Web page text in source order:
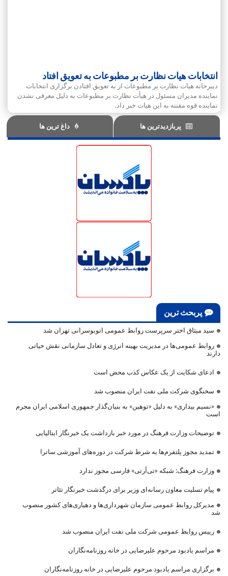
انتخابات هیات نظارت بر مطبوعات به تعویق افتاد
دبیرخانه هیات نظارت بر مطبوعات از به تعویق افتادن برگزاری انتخابات
نماینده مدیران مسئول در هیأت نظارت بر مطبوعات به دلیل معرفی نشدن
نماینده قوه مقننه به این هیات خبر داد.
پربازدیدترین ها داغ ترین ها
پربحث ترین
سید میثاق اختر سرپرست روابط عمومی اتوبوسرانی تهران شد
روابط عمومی‌ها در مدیریت بهینه انرژی و تعادل سازمانی نقش حیاتی
دارند
ادعای شکایت از یک عکاس کذب محض است
سخنگوی شرکت ملی نفت ایران منصوب شد
«نسیم بیداری» به دلیل «توهین» به بنیان‌گذار جمهوری اسلامی ایران مجرم
است
توضیحات وزارت فرهنگ در مورد خبر بازداشت یک خبرنگار ایتالیایی
تمدید مجوز پلتفرم‌ها به شرط شرکت در دوره‌های آموزشی ساترا
وزارت فرهنگ: شبکه «تی‌آرتی» فارسی مجوز ندارد
پیام تسلیت معاون رسانه‌ای وزیر برای درگذشت خبرنگار تئاتر
مدیرکل روابط عمومی سازمان شهرداری‌ها و دهیاری‌های کشور منصوب
شد
رییس روابط عمومی شرکت ملی نفت ایران منصوب شد
مراسم یادبود مرحوم علیرضایی در خانه روزنامه‌نگاران
برگزاری مراسم یادبود مرحوم علیرضایی در خانه روزنامه‌نگاران